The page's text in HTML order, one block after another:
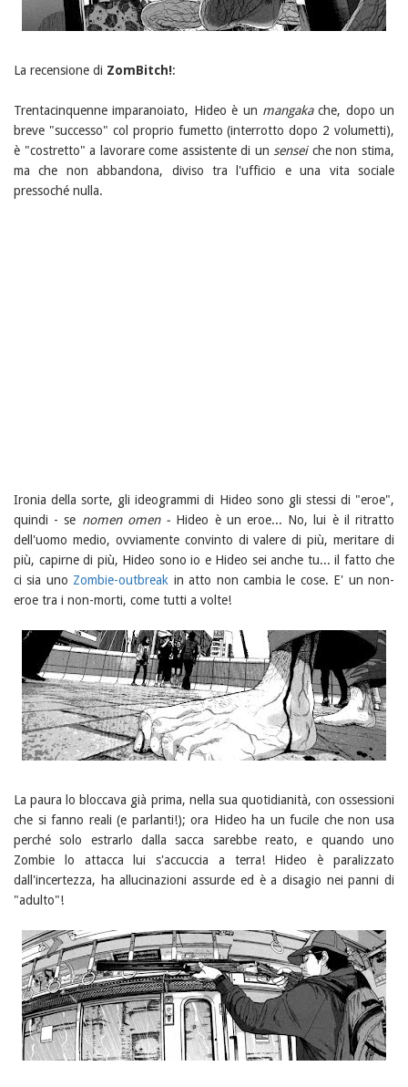
La recensione di ZomBitch!:
Trentacinquenne imparanoiato, Hideo è un mangakache, dopo un
breve "successo" col proprio fumetto (interrotto dopo 2 volumetti),
è "costretto" a lavorare come assistente di unsenseiche non stima,
ma che non abbandona, diviso tra l'ufficio e una vita sociale
pressoché nulla.
Ironia della sorte, gli ideogrammi di Hideo sono gli stessi di "eroe",
quindi - se nomen omen - Hideo è un eroe... No, lui è il ritratto
dell'uomo medio, ovviamente convinto di valere di più, meritare di
più, capirne di più, Hideo sono io e Hideo sei anche tu... il fatto che
ci sia uno Zombie-outbreak in atto non cambia le cose. E' un non-
eroe tra i non-morti, come tutti a volte!
La paura lo bloccava già prima, nella sua quotidianità, con ossessioni
che si fanno reali (e parlanti!); ora Hideo ha un fucile che non usa
perché solo estrarlo dalla sacca sarebbe reato, e quando uno
Zombie lo attacca lui s'accuccia a terra! Hideo è paralizzato
dall'incertezza, ha allucinazioni assurde ed è a disagio nei panni di
"adulto"!